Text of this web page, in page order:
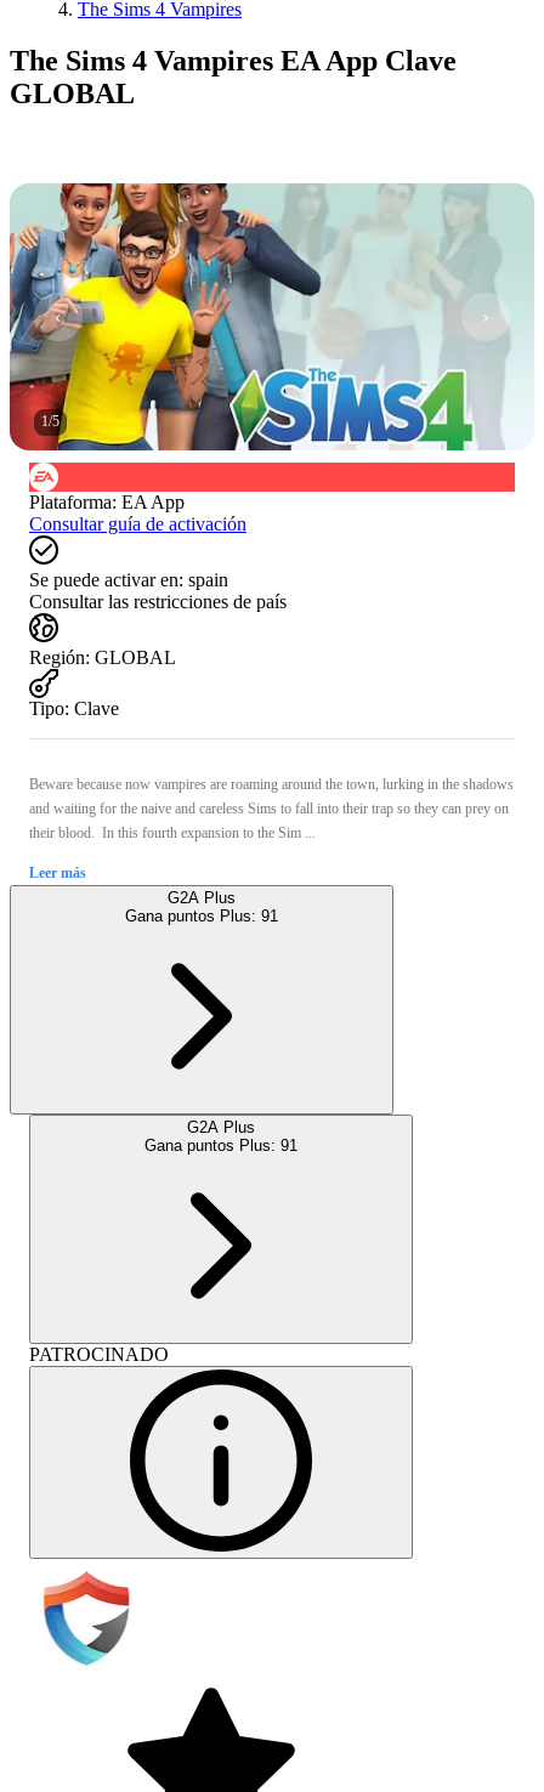
The Sims 4 Vampires
The Sims 4 Vampires EA App Clave
GLOBAL
1/5
Plataforma: EA App
Consultar guía de activación
Se puede activar en: spain
Consultar las restricciones de país
Región: GLOBAL
Tipo: Clave
Beware because now vampires are roaming around the town, lurking in the shadows
and waiting for the naive and careless Sims to fall into their trap so they can prey on
their blood. In this fourth expansion to the Sim ...
Leer más
G2A Plus
Gana puntos Plus: 91
G2A Plus
Gana puntos Plus: 91
PATROCINADO